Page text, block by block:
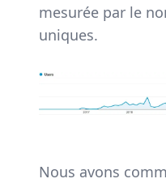
mesurée par le
uniques.
Nous avons